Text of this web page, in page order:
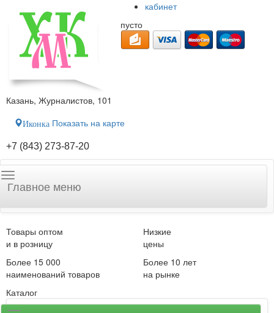
кабинет
пусто
Казань, Журналистов, 101
Иконка Показать на карте
+7 (843) 273-87-20
Главное меню
Товары оптом
и в розницу
Низкие
цены
Более 15 000
наименований товаров
Более 10 лет
на рынке
Каталог